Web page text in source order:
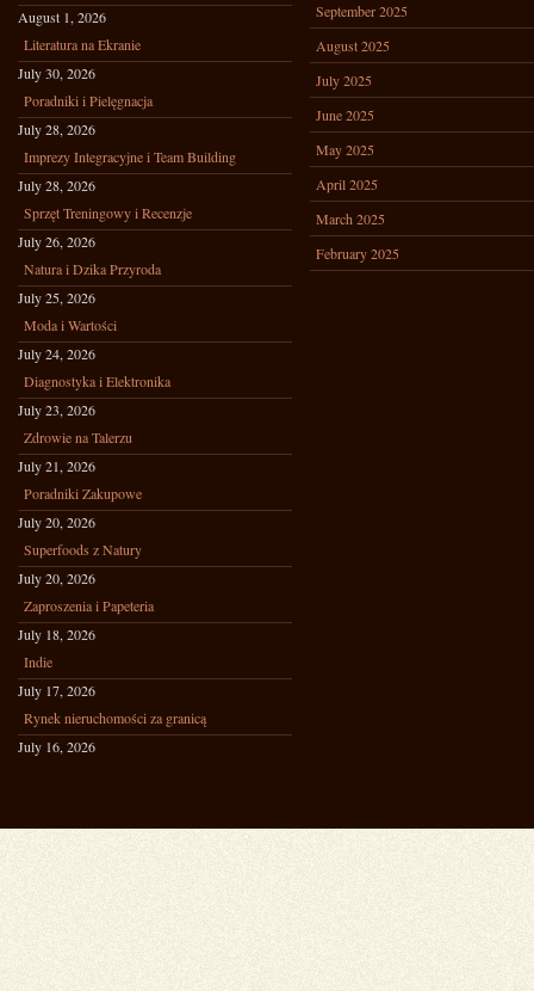
August 1, 2026
Literatura na Ekranie
July 30, 2026
Poradniki i Pielęgnacja
July 28, 2026
Imprezy Integracyjne i Team Building
July 28, 2026
Sprzęt Treningowy i Recenzje
July 26, 2026
Natura i Dzika Przyroda
July 25, 2026
Moda i Wartości
July 24, 2026
Diagnostyka i Elektronika
July 23, 2026
Zdrowie na Talerzu
July 21, 2026
Poradniki Zakupowe
July 20, 2026
Superfoods z Natury
July 20, 2026
Zaproszenia i Papeteria
July 18, 2026
Indie
July 17, 2026
Rynek nieruchomości za granicą
July 16, 2026
September 2025
August 2025
July 2025
June 2025
May 2025
April 2025
March 2025
February 2025